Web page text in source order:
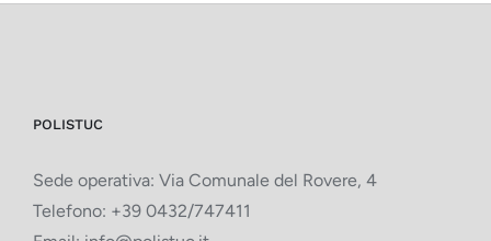
POLISTUC
Sede operativa: Via Comunale del Rovere, 4
Telefono: +39 0432/747411